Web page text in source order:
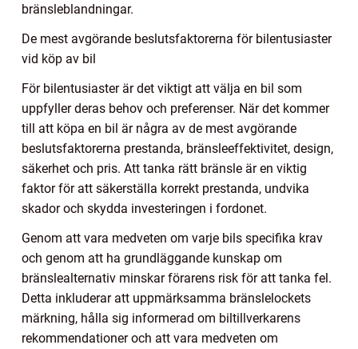
bränsleblandningar.
De mest avgörande beslutsfaktorerna för bilentusiaster
vid köp av bil
För bilentusiaster är det viktigt att välja en bil som
uppfyller deras behov och preferenser. När det kommer
till att köpa en bil är några av de mest avgörande
beslutsfaktorerna prestanda, bränsleeffektivitet, design,
säkerhet och pris. Att tanka rätt bränsle är en viktig
faktor för att säkerställa korrekt prestanda, undvika
skador och skydda investeringen i fordonet.
Genom att vara medveten om varje bils specifika krav
och genom att ha grundläggande kunskap om
bränslealternativ minskar förarens risk för att tanka fel.
Detta inkluderar att uppmärksamma bränslelockets
märkning, hålla sig informerad om biltillverkarens
rekommendationer och att vara medveten om